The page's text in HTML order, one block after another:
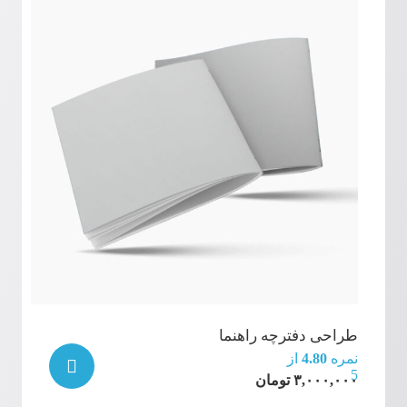
طراحی دفترچه راهنما
نمره 4.80 از
5
۳,۰۰۰,۰۰۰ تومان